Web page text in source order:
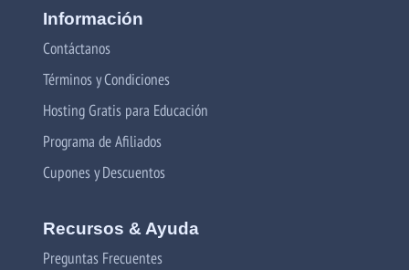
Información
Contáctanos
Términos y Condiciones
Hosting Gratis para Educación
Programa de Afiliados
Cupones y Descuentos
Recursos & Ayuda
Preguntas Frecuentes